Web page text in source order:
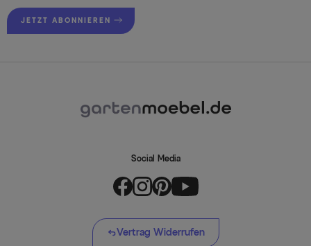
JETZT ABONNIEREN
Social Media
Vertrag Widerrufen